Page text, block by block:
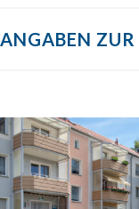
ANGABEN